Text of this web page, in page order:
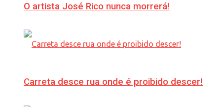
O artista José Rico nunca morrerá!
Carreta desce rua onde é proibido descer!